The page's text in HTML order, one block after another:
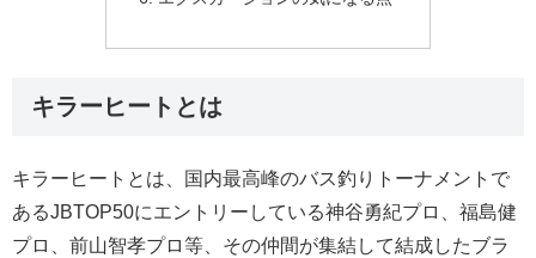
キラーヒートとは
キラーヒートとは、国内最高峰のバス釣りトーナメントで
あるJBTOP50にエントリーしている神谷勇紀プロ、福島健
プロ、前山智孝プロ等、その仲間が集結して結成したブラ